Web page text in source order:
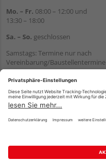
Mo. – Fr. 08:00 – 12:00 und
13:30 – 18:00
Sa. – So. geschlossen
Samstags: Termine nur nach
Vereinbarung/Baustellentermine
Wir helfen Ihnen gerne
weiter
Tel.:+49 6062 956180
E-Mail:shop@holzland-seibert.de
Impressum AGB